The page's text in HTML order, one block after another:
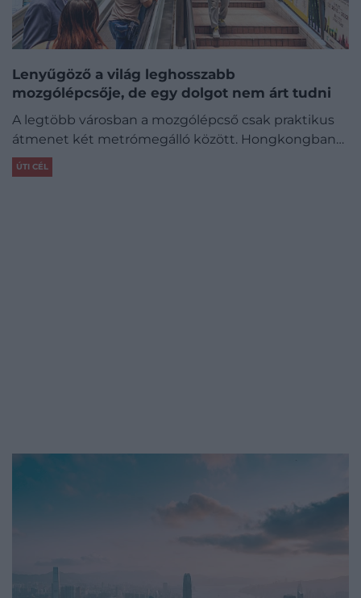
Lenyűgöző a világ leghosszabb
mozgólépcsője, de egy dolgot nem árt tudni
A legtöbb városban a mozgólépcső csak praktikus
átmenet két metrómegálló között. Hongkongban…
ÚTI CÉL